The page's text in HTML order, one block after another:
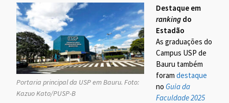
Portaria principal da USP em Bauru. Foto:
Kazuo Kato/PUSP-B
Destaque em
rankingdo
Estadão
As graduações do
Campus USP de
Bauru também
foram destaque
no Guia da
Faculdade 2025